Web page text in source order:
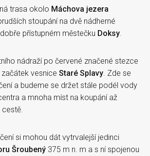
trasa okolo Máchova jezera
stoupání na dvě nádherné
přístupném městečku Doksy.
nádraží po červené značené stezce
vesnice Staré Splavy. Zde se
a budeme se držet stále podél vody
a mnoha míst na koupání až
cestě.
si mohou dát vytrvalejší jedinci
Šroubený 375 m n. m a s ní spojenou